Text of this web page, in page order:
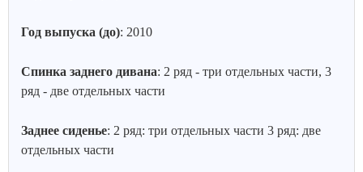
Год выпуска (до): 2010
Спинка заднего дивана: 2 ряд - три отдельных части, 3
ряд - две отдельных части
Заднее сиденье: 2 ряд: три отдельных части 3 ряд: две
отдельных части